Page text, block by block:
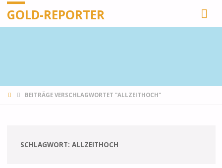
GOLD-REPORTER
STARTSEITE
BEITRÄGE VERSCHLAGWORTET "ALLZEITHOCH"
SCHLAGWORT: ALLZEITHOCH